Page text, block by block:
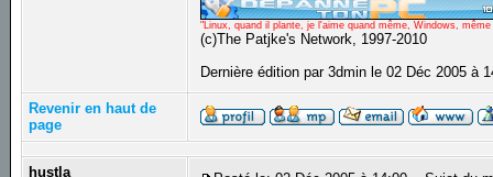
"Linux, quand il plante, je l'aime quand même, Windows,
(c)The Patjke's Network, 1997-2010
Dernière édition par 3dmin le 02 Déc 2005 à
Revenir en haut de
page
hustla